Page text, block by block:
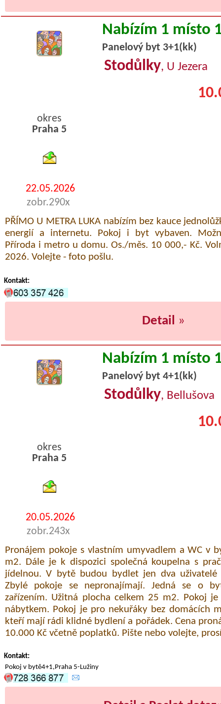
Nabízím 1 místo
Panelový byt 3+1(kk)
Stodůlky, U Jezera
okres
Praha 5
22.05.2026
zobr.290x
PŘÍMO U METRA LUKA nabízím bez kauce
energií a internetu. Pokoj i byt vybaven.
Příroda i metro u domu. Os./měs. 10 000,- Kč.
2026. Volejte - foto pošlu.
Kontakt:
Detail »
Nabízím 1 místo
Panelový byt 4+1(kk)
Stodůlky, Bellušova
okres
Praha 5
20.05.2026
zobr.243x
Pronájem pokoje s vlastním umyvadlem a WC v
m2. Dále je k dispozici společná koupelna s
jídelnou. V bytě budou bydlet jen dva
Zbylé pokoje se nepronajímají. Jedná se o
zařízením. Užitná plocha celkem 25 m2. Pokoj
nábytkem. Pokoj je pro nekuřáky bez domácích
kteří mají rádi klidné bydlení a pořádek. Cena
10.000 Kč včetně poplatků. Pište nebo volejte,
Kontakt:
Pokoj v bytě4+1,Praha 5-Lužiny